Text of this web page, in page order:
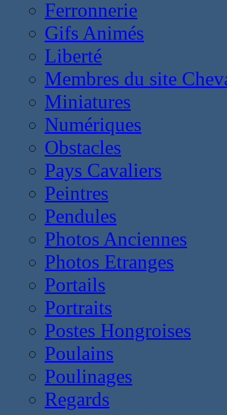
Ferronnerie
Gifs Animés
Liberté
Membres du site
Miniatures
Numériques
Obstacles
Pays Cavaliers
Peintres
Pendules
Photos Anciennes
Photos Etranges
Portails
Portraits
Postes Hongroises
Poulains
Poulinages
Regards